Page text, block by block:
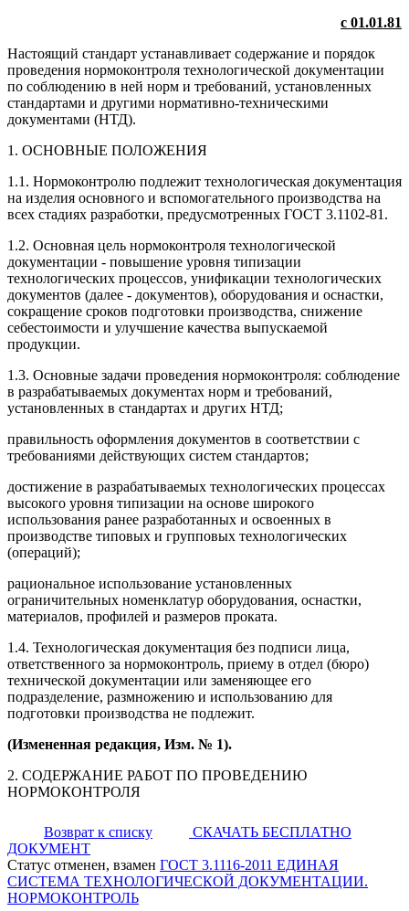
с 01.01.81
Настоящий стандарт устанавливает содержание и порядок
проведения нормоконтроля технологической документации
по соблюдению в ней норм и требований, установленных
стандартами и другими нормативно-техническими
документами (НТД).
1. ОСНОВНЫЕ ПОЛОЖЕНИЯ
1.1. Нормоконтролю подлежит технологическая документация
на изделия основного и вспомогательного производства на
всех стадиях разработки, предусмотренных ГОСТ 3.1102-81.
1.2. Основная цель нормоконтроля технологической
документации - повышение уровня типизации
технологических процессов, унификации технологических
документов (далее - документов), оборудования и оснастки,
сокращение сроков подготовки производства, снижение
себестоимости и улучшение качества выпускаемой
продукции.
1.3. Основные задачи проведения нормоконтроля: соблюдение
в разрабатываемых документах норм и требований,
установленных в стандартах и других НТД;
правильность оформления документов в соответствии с
требованиями действующих систем стандартов;
достижение в разрабатываемых технологических процессах
высокого уровня типизации на основе широкого
использования ранее разработанных и освоенных в
производстве типовых и групповых технологических
(операций);
рациональное использование установленных
ограничительных номенклатур оборудования, оснастки,
материалов, профилей и размеров проката.
1.4. Технологическая документация без подписи лица,
ответственного за нормоконтроль, приему в отдел (бюро)
технической документации или заменяющее его
подразделение, размножению и использованию для
подготовки производства не подлежит.
(Измененная редакция, Изм. № 1).
2. СОДЕРЖАНИЕ РАБОТ ПО ПРОВЕДЕНИЮ
НОРМОКОНТРОЛЯ
Возврат к списку
СКАЧАТЬ БЕСПЛАТНО
ДОКУМЕНТ
Статус отменен, взамен ГОСТ 3.1116-2011 ЕДИНАЯ
СИСТЕМА ТЕХНОЛОГИЧЕСКОЙ ДОКУМЕНТАЦИИ.
НОРМОКОНТРОЛЬ